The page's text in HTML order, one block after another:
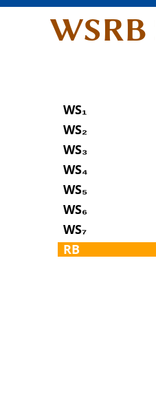
WSRB
WS₁
WS₂
WS₃
WS₄
WS₅
WS₆
WS₇
RB